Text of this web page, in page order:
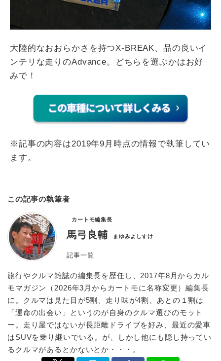
大陸的なおおらかさを持つX-BREAK、品の良いイ
ンテリな走りのAdvance。どちらを選ぶかはお好
みで！
※記事の内容は2019年9月時点の情報で執筆してい
ます。
この記事の執筆者
カートモ編集長
馬弓良輔 まゆみよしすけ
記事一覧
旅行やクルマ雑誌の編集長を歴任し、2017年8月からカル
モマガジン（2026年3月からカートモに名称変更）編集長
に。クルマは見た目が5割、走り味が4割、あとの１割は
「運命の出会い」というのが自身のクルマ選びのモット
ー。走り屋ではないが長距離ドライブを好み、最近の愛車
はSUVを乗り継いでいる。が、しかし他にも隠し持ってい
るクルマがあるとかないとか・・・。